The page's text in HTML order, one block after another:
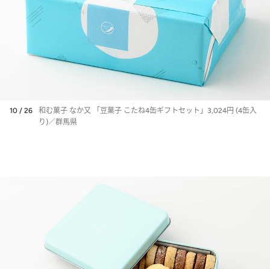
10 / 26
和む菓子 なか又 「豆菓子 こたね4缶ギフトセット」3,024円 (4缶入
り)／群馬県